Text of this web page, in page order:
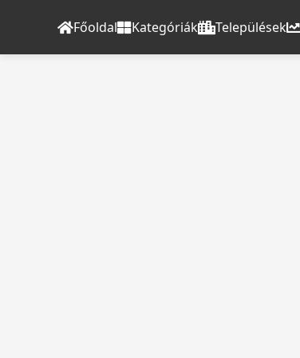
Főoldal Kategóriák Települések